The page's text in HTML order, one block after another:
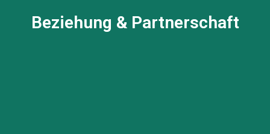
Beziehung & Partnerschaft